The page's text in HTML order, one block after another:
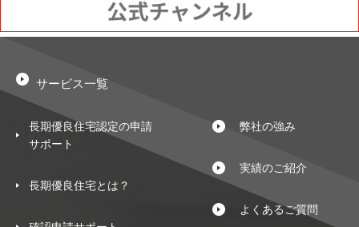
サービス一覧
長期優良住宅認定の申請
サポート
長期優良住宅とは？
弊社の強み
実績のご紹介
よくあるご質問